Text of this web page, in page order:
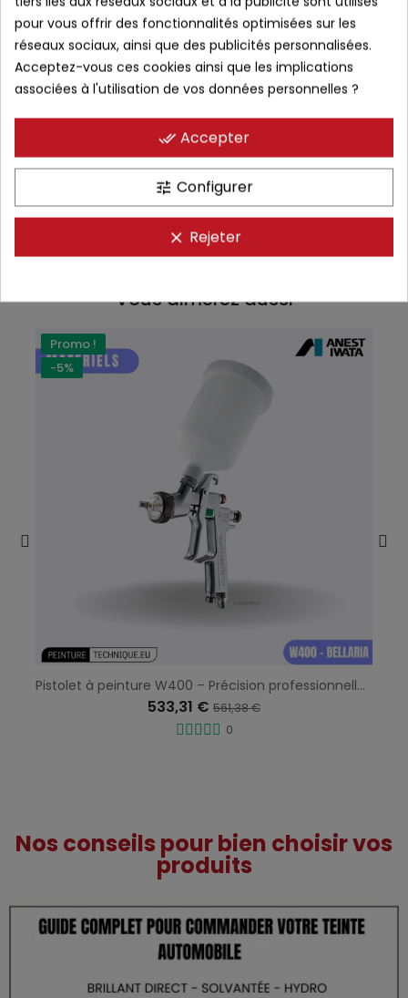
Menuiserie / Bois : finition peinture ou vernis sur mobilier.
Industrie : surfaces métalliques, structures nécessitant
finition de qualité.
Utilisation polyvalente : apprêt, base, vernis — un seul
pistolet pour plusieurs usages.
Vous aimerez aussi
Promo !
-5%
Pistolet à peinture W400 – Précision professionnelle & économies
533,31 € 561,38 €
0
Nos conseils pour bien choisir vos
produits
pour vous offrir des fonctionnalités optimisées sur les
réseaux sociaux, ainsi que des publicités personnalisées.
Acceptez-vous ces cookies ainsi que les implications
associées à l'utilisation de vos données personnelles ?
done_all Accepter
tune Configurer
clear Rejeter